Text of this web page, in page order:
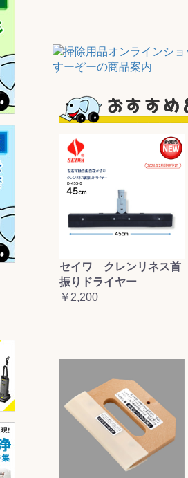
セイワ クレンリネス首
振りドライヤー
￥2,200